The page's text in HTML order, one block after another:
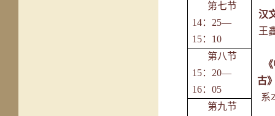
汉
王
古
系
第七节
14：25—
15：10
第八节
15：20—
16：05
第九节